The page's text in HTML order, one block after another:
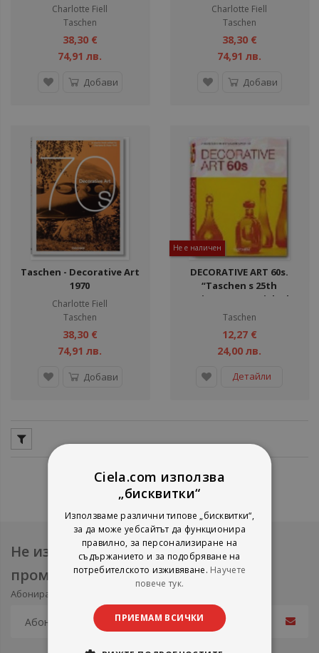
Charlotte Fiell
Taschen
38,30 €
74,91 лв.
Добави
Charlotte Fiell
Taschen
38,30 €
74,91 лв.
Добави
Taschen - Decorative Art
1970
Charlotte Fiell
Taschen
38,30 €
74,91 лв.
Добави
Не е наличен
DECORATIVE ART 60s.
“Taschen s 25th
anniversary special ed.“
/PB/
Taschen
12,27 €
24,00 лв.
Детайли
Не изпускайте нови продукти и
промоции
Абонирайте се за нашия e-mail бюлетин
Ciela.com използва
„бисквитки“
Използваме различни типове „бисквитки“,
за да може уебсайтът да функционира
правилно, за персонализиране на
съдържанието и за подобряване на
потребителското изживяване. Научете
повече тук.
ПРИЕМАМ ВСИЧКИ